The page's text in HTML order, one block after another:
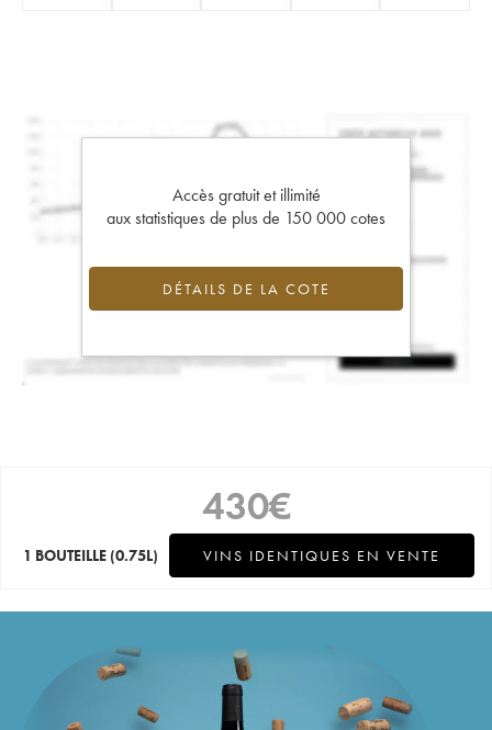
Accès gratuit et illimité
aux statistiques de plus de 150 000 cotes
DÉTAILS DE LA COTE
430€
1 BOUTEILLE (0.75L) VINS IDENTIQUES EN VENTE